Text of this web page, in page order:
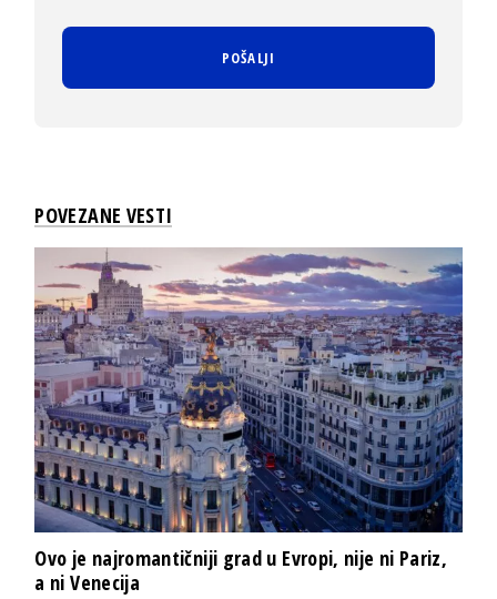
POVEZANE VESTI
Ovo je najromantičniji grad u Evropi, nije ni Pariz,
a ni Venecija